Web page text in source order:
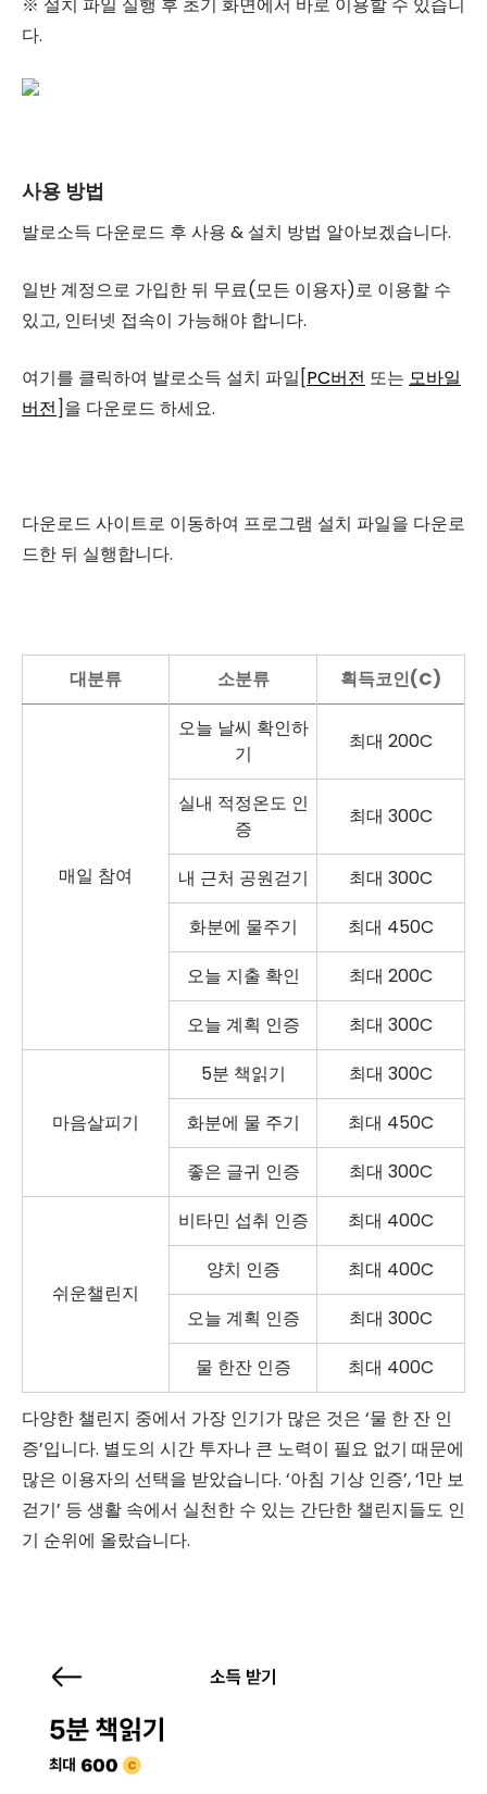
※ 설치 파일 실행 후 초기 화면에서 바로 이용할 수 있습니
다.
사용 방법
발로소득 다운로드 후 사용 & 설치 방법 알아보겠습니다.
일반 계정으로 가입한 뒤 무료(모든 이용자)로 이용할 수
있고, 인터넷 접속이 가능해야 합니다.
여기를 클릭하여 발로소득 설치 파일[PC버전 또는 모바일
버전]을 다운로드 하세요.
다운로드 사이트로 이동하여 프로그램 설치 파일을 다운로
드한 뒤 실행합니다.
대분류 소분류 획득코인(C)
매일 참여
오늘 날씨 확인하
기
최대 200C
실내 적정온도 인
증
최대 300C
내 근처 공원걷기
최대 300C
화분에 물주기
최대 450C
오늘 지출 확인
최대 200C
오늘 계획 인증
최대 300C
마음살피기
5분 책읽기
최대 300C
화분에 물 주기
최대 450C
좋은 글귀 인증
최대 300C
쉬운챌린지
비타민 섭취 인증
최대 400C
양치 인증
최대 400C
오늘 계획 인증
최대 300C
물 한잔 인증
최대 400C
다양한 챌린지 중에서 가장 인기가 많은 것은 ‘물 한 잔 인
증’입니다. 별도의 시간 투자나 큰 노력이 필요 없기 때문에
많은 이용자의 선택을 받았습니다. ‘아침 기상 인증’, ‘1만 보
걷기’ 등 생활 속에서 실천한 수 있는 간단한 챌린지들도 인
기 순위에 올랐습니다.